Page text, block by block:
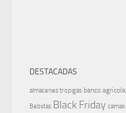
DESTACADAS
almacenes tropigas banco agricola
Bebidas Black Friday camas